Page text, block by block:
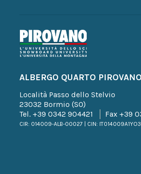
ALBERGO QUARTO PIROVANO
Località Passo dello Stelvio
23032 Bormio (SO)
Tel. +39 0342 904421 Fax +39
CIR: 014009-ALB-00027 | CIN: